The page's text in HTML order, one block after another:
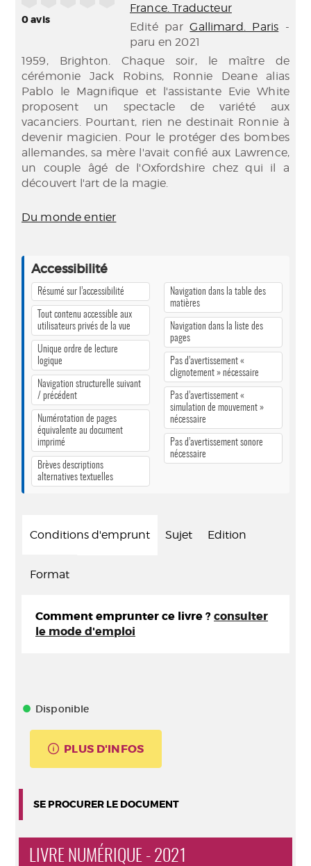
0avis
France. Traducteur
Edité parGallimard. Paris -
paru en 2021
1959, Brighton. Chaque soir, le maître de
cérémonie Jack Robins, Ronnie Deane alias
Pablo le Magnifique et l'assistante Evie White
proposent un spectacle de variété aux
vacanciers. Pourtant, rien ne destinait Ronnie à
devenir magicien. Pour le protéger des bombes
allemandes, sa mère l'avait confié aux Lawrence,
un couple âgé de l'Oxfordshire chez qui il a
découvert l'art de la magie.
Du monde entier
Accessibilité
Résumé sur l’accessibilité
Tout contenu accessible aux
utilisateurs privés de la vue
Unique ordre de lecture
logique
Navigation structurelle suivant
/ précédent
Numérotation de pages
équivalente au document
imprimé
Brèves descriptions
alternatives textuelles
Navigation dans la table des
matières
Navigation dans la liste des
pages
Pas d’avertissement «
clignotement » nécessaire
Pas d’avertissement «
simulation de mouvement »
nécessaire
Pas d’avertissement sonore
nécessaire
Conditions d'emprunt Sujet Edition
Format
Comment emprunter ce livre ? consulter
le mode d'emploi
Disponible
PLUS D'INFOS
SE PROCURER LE DOCUMENT
LIVRE NUMÉRIQUE - 2021